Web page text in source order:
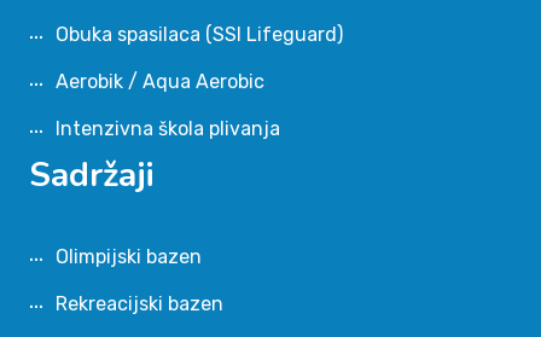
Obuka spasilaca (SSI Lifeguard)
Aerobik / Aqua Aerobic
Intenzivna škola plivanja
Sadržaji
Olimpijski bazen
Rekreacijski bazen